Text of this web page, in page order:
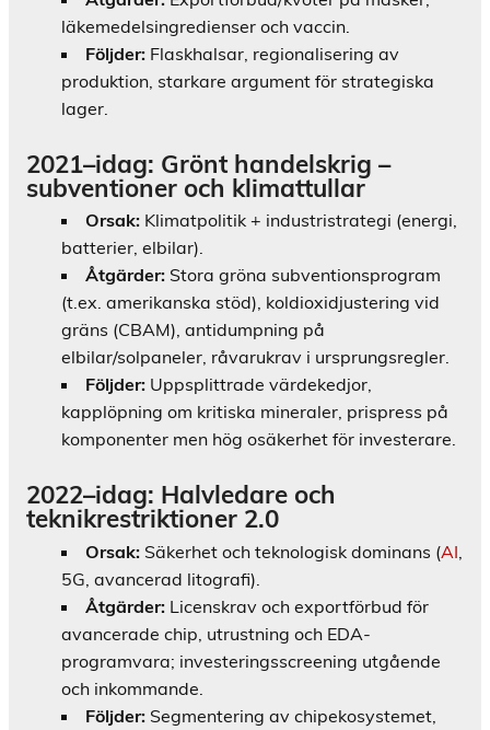
läkemedelsingredienser och vaccin.
Följder: Flaskhalsar, regionalisering av
produktion, starkare argument för strategiska
lager.
2021–idag: Grönt handelskrig –
subventioner och klimattullar
Orsak: Klimatpolitik + industristrategi (energi,
batterier, elbilar).
Åtgärder: Stora gröna subventionsprogram
(t.ex. amerikanska stöd), koldioxidjustering vid
gräns (CBAM), antidumpning på
elbilar/solpaneler, råvarukrav i ursprungsregler.
Följder: Uppsplittrade värdekedjor,
kapplöpning om kritiska mineraler, prispress på
komponenter men hög osäkerhet för investerare.
2022–idag: Halvledare och
teknikrestriktioner 2.0
Orsak: Säkerhet och teknologisk dominans (AI
5G, avancerad litografi).
Åtgärder: Licenskrav och exportförbud för
avancerade chip, utrustning och EDA-
programvara; investeringsscreening utgående
och inkommande.
Följder: Segmentering av chipekosystemet,